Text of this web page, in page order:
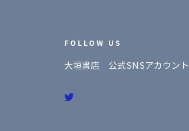
FOLLOW US
大垣書店 公式SNSアカウント